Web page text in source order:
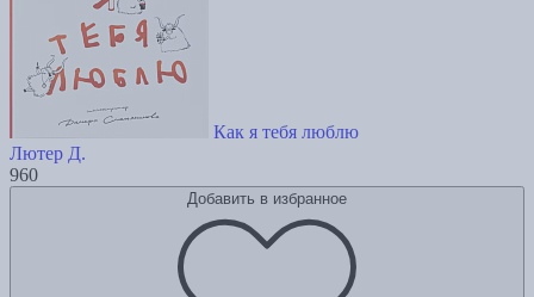
Как я тебя люблю
Лютер Д.
960
Добавить в избранное